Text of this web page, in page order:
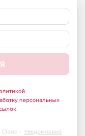
персональных
.
Cloud - Уведомление